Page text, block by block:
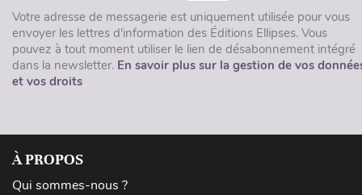
Votre adresse de messagerie est uniquement utilisée pour vous
envoyer les lettres d'information des Éditions Ellipses. Vous
pouvez à tout moment utiliser le lien de désabonnement intégré
dans la newsletter. En savoir plus sur la gestion de vos
et vos droits
À PROPOS
Qui sommes-nous ?